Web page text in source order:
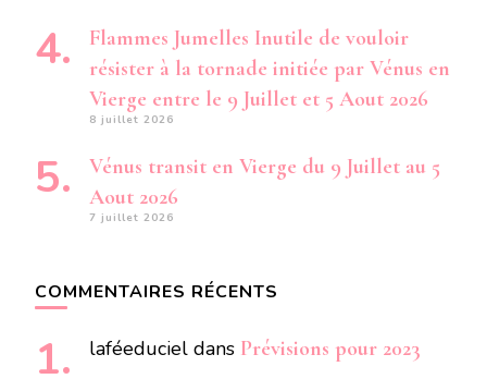
Flammes Jumelles Inutile de vouloir
résister à la tornade initiée par Vénus en
Vierge entre le 9 Juillet et 5 Aout 2026
8 juillet 2026
Vénus transit en Vierge du 9 Juillet au 5
Aout 2026
7 juillet 2026
COMMENTAIRES RÉCENTS
laféeduciel dans Prévisions pour 2023